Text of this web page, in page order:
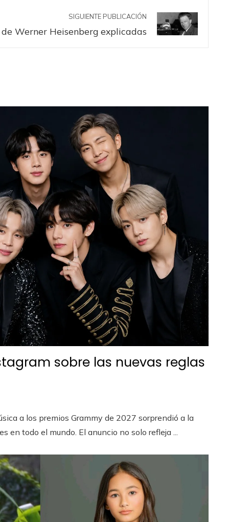
SIGUIENTE PUBLICACIÓN
Werner Heisenberg explicadas
sobre las nuevas reglas
a los premios Grammy de 2027 sorprendió a la
en todo el mundo. El anuncio no solo refleja ...